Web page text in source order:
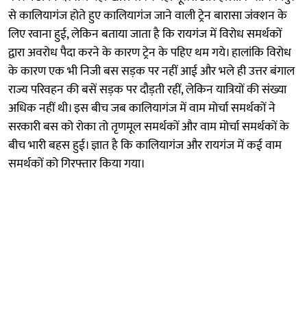
से कालियागंज होते हुए कालियागंज जाने वाली ट्रेन बारासा जंक्शन के
लिए रवाना हुई, लेकिन बताया जाता है कि रायगंज में विरोध समर्थकों
द्वारा अवरोध पैदा करने के कारण ट्रेन के पहिए थम गये। हालांकि विरोध
के कारण एक भी निजी बस सड़क पर नहीं आई और भले ही उत्तर बंगाल
राज्य परिवहन की बसें सड़क पर दौड़ती रहीं, लेकिन यात्रियों की संख्या
अधिक नहीं थी। इस बीच जब कालियागंज में वाम मोर्चा समर्थकों ने
सरकारी बस को रोका तो तृणमूल समर्थकों और वाम मोर्चा समर्थकों के
बीच भारी बहस हुई। ज्ञात है कि कालियागंज और रायगंज में कई वाम
समर्थकों को गिरफ्तार किया गया।